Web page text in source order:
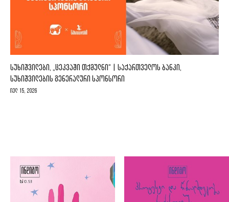
ᲡᲣᲮᲘᲨᲕᲘᲚᲔᲑᲘ, „ᲪᲔᲙᲕᲐᲨᲘ ᲗᲥᲛᲣᲚᲜᲘ“ | ᲡᲐᲥᲐᲠᲗᲕᲔᲚᲝᲡ ᲑᲐᲜᲙᲘ,
ᲡᲣᲮᲘᲨᲕᲘᲚᲔᲑᲘᲡ ᲒᲔᲜᲔᲠᲐᲚᲣᲠᲘ ᲡᲞᲝᲜᲡᲝᲠᲘ
ივლ 15, 2026